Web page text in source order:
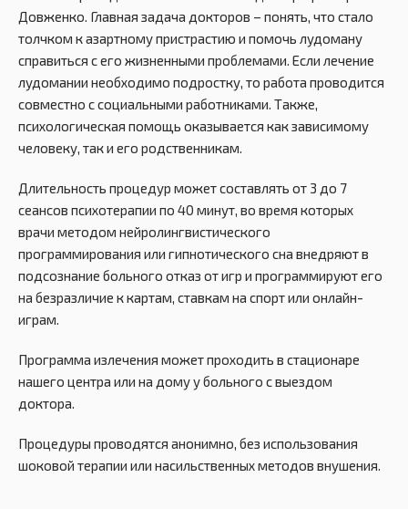
Довженко. Главная задача докторов – понять, что стало
толчком к азартному пристрастию и помочь лудоману
справиться с его жизненными проблемами. Если лечение
лудомании необходимо подростку, то работа проводится
совместно с социальными работниками. Также,
психологическая помощь оказывается как зависимому
человеку, так и его родственникам.
Длительность процедур может составлять от 3 до 7
сеансов психотерапии по 40 минут, во время которых
врачи методом нейролингвистического
программирования или гипнотического сна внедряют в
подсознание больного отказ от игр и программируют его
на безразличие к картам, ставкам на спорт или онлайн-
играм.
Программа излечения может проходить в стационаре
нашего центра или на дому у больного с выездом
доктора.
Процедуры проводятся анонимно, без использования
шоковой терапии или насильственных методов внушения.